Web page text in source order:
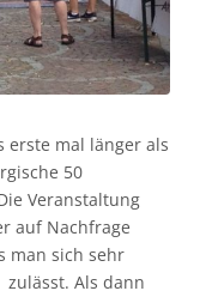
erste mal länger als
50
Veranstaltung
auf Nachfrage
man sich sehr
Als dann